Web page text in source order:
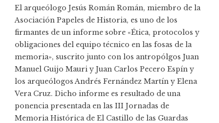
El arqueólogo Jesús Román Román, miembro de la
Asociación Papeles de Historia, es uno de los
firmantes de un informe sobre «Ética, protocolos y
obligaciones del equipo técnico en las fosas de la
memoria», suscrito junto con los antropólgos Juan
Manuel Guijo Mauri y Juan Carlos Pecero Espín y
los arqueólogos Andrés Fernández Martín y Elena
Vera Cruz. Dicho informe es resultado de una
ponencia presentada en las III Jornadas de
Memoria Histórica de El Castillo de las Guardas